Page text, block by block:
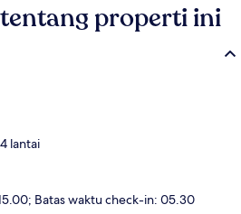
properti ini
lantai
Batas waktu check-in: 05.30